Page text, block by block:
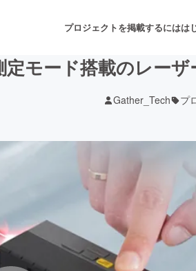
プロジェクトを掲載するにはは
ゲーム・サービス開発
書籍・雑誌出版
モード搭載のレーザ
Gather_Tech プ